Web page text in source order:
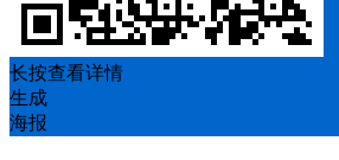
长按查看详情
生成
海报